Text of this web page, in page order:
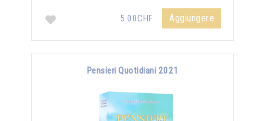
5.00CHF Aggiungere
Pensieri Quotidiani 2021